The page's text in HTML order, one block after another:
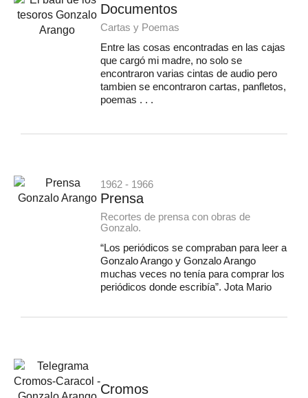
Documentos
Cartas y Poemas
Entre las cosas encontradas en las cajas
que cargó mi madre, no solo se
encontraron varias cintas de audio pero
tambien se encontraron cartas, panfletos,
poemas . . .
1962 - 1966
Prensa
Recortes de prensa con obras de
Gonzalo.
“Los periódicos se compraban para leer a
Gonzalo Arango y Gonzalo Arango
muchas veces no tenía para comprar los
periódicos donde escribía”. Jota Mario
Cromos